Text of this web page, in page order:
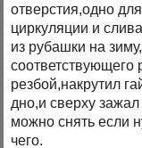
отверстия,одно
циркуляции и
из рубашки на
соответствующего
резбой,накрутил
дно,и сверху
можно снять если
чего.